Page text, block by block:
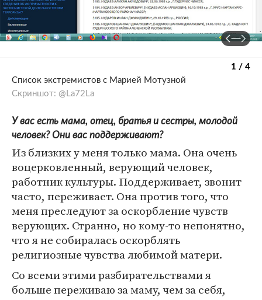
1 / 4
Список экстремистов с Марией Мотузной
Скриншот: @La72La
У вас есть мама, отец, братья и сестры, молодой
человек? Они вас поддерживают?
Из близких у меня только мама. Она очень
воцерковленный, верующий человек,
работник культуры. Поддерживает, звонит
часто, переживает. Она против того, что
меня преследуют за оскорбление чувств
верующих. Странно, но кому-то непонятно,
что я не собиралась оскорблять
религиозные чувства любимой матери.
Со всеми этими разбирательствами я
больше переживаю за маму, чем за себя,